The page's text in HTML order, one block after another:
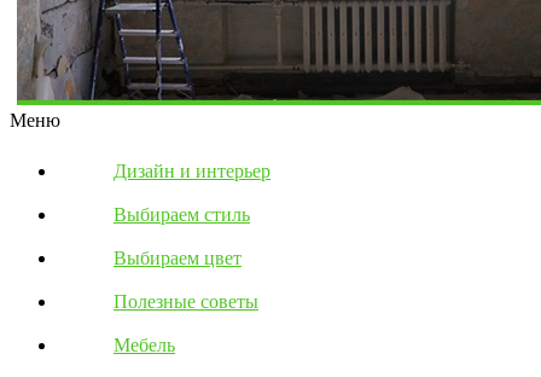
Меню
Дизайн и интерьер
Выбираем стиль
Выбираем цвет
Полезные советы
Мебель